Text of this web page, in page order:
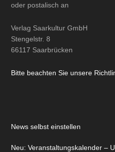
oder postalisch an
Verlag Saarkultur GmbH
Stengelstr. 8
66117 Saarbrücken
Bitte beachten Sie unsere
News selbst einstellen
Neu: Veranstaltungskalender –